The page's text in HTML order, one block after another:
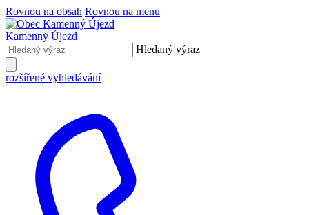
Rovnou na obsah Rovnou na menu
Kamenný Újezd
Hledaný výraz
rozšířené vyhledávání